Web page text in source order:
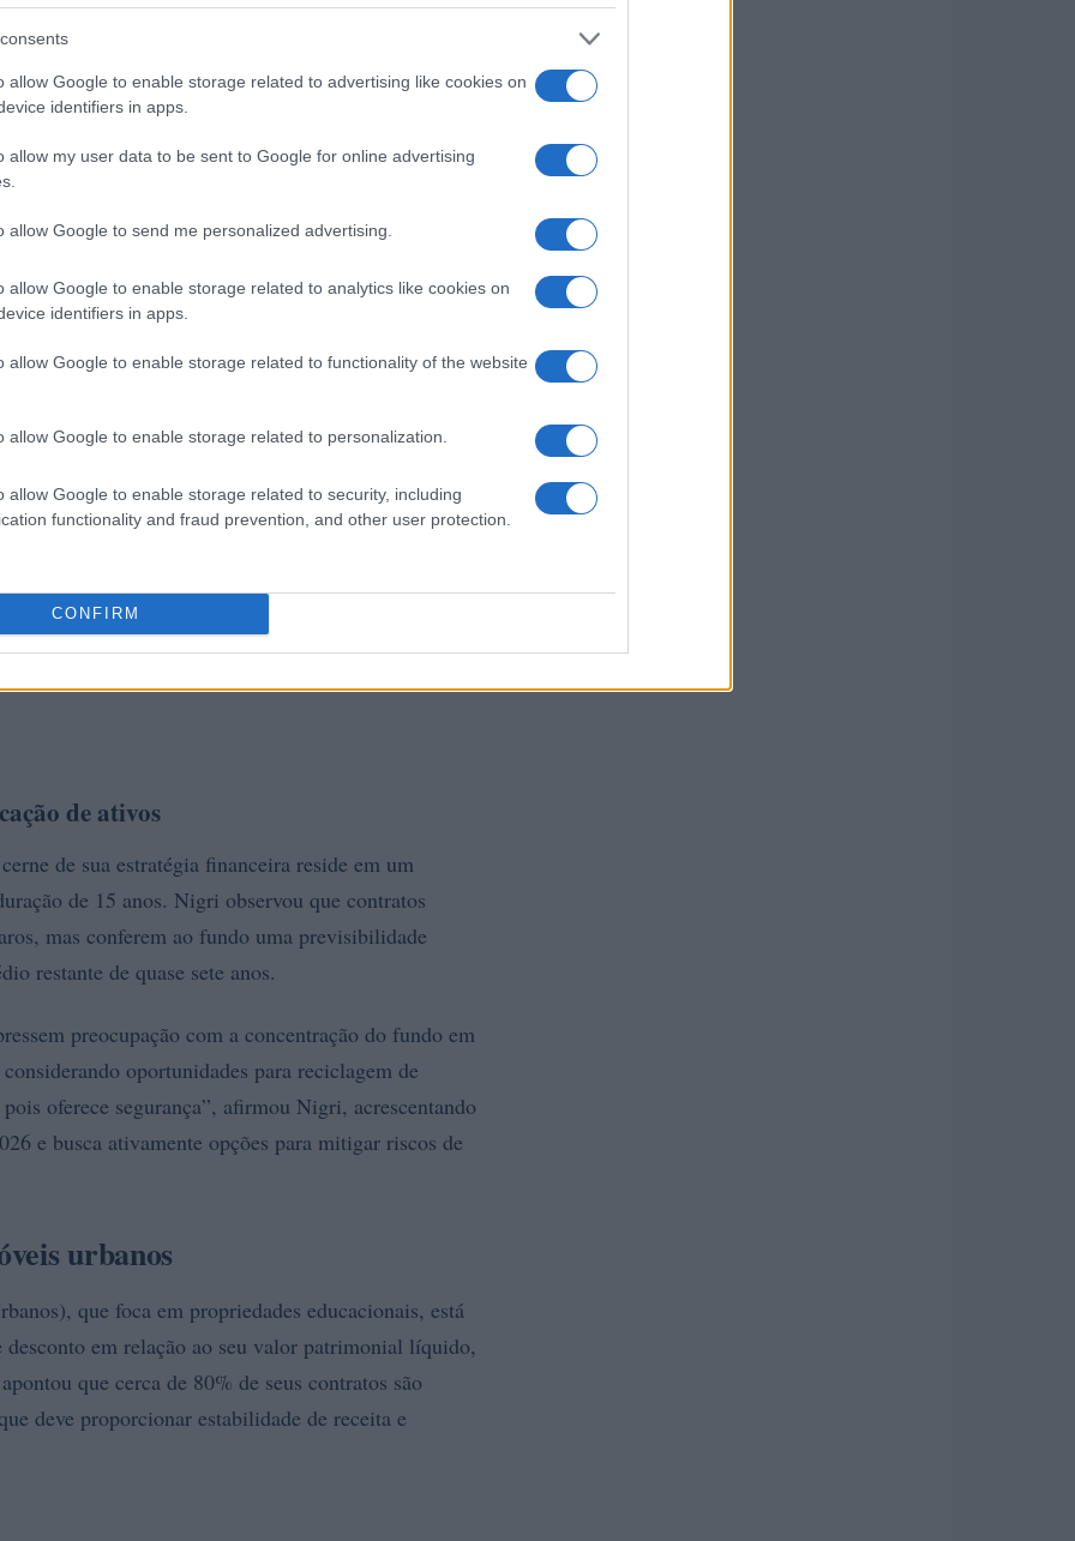
allow Google to enable storage related to advertising like cookies on
identifiers in apps.
allow my user data to be sent to Google for online advertising
allow Google to send me personalized advertising.
allow Google to enable storage related to analytics like cookies on
identifiers in apps.
allow Google to enable storage related to functionality of the website
allow Google to enable storage related to personalization.
allow Google to enable storage related to security, including
functionality and fraud prevention, and other user protection.
CONFIRM
tranquilizador no setor cíclico de
positiva, com a
um crescimento anual de 7% a 8%, enquanto as
caixa projetadas do fundo, que totalizam R$ 230
com a expectativa de que uma redução nas
e yields aprimorados, visando R$ 0,90 por ação
de ativos
de sua estratégia financeira reside em um
de 15 anos. Nigri observou que contratos
mas conferem ao fundo uma previsibilidade
restante de quase sete anos.
preocupação com a concentração do fundo em
oportunidades para reciclagem de
oferece segurança”, afirmou Nigri, acrescentando
e busca ativamente opções para mitigar riscos de
urbanos
que foca em propriedades educacionais, está
desconto em relação ao seu valor patrimonial líquido,
que cerca de 80% de seus contratos são
deve proporcionar estabilidade de receita e